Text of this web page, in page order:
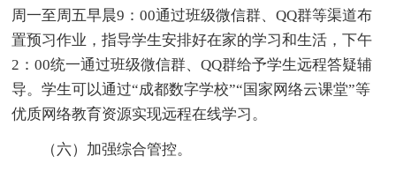
周一至周五早晨9：00通过班级微信群、QQ群等渠道布
置预习作业，指导学生安排好在家的学习和生活，下午
2：00统一通过班级微信群、QQ群给予学生远程答疑辅
导。学生可以通过“成都数字学校”“国家网络云课堂”等
优质网络教育资源实现远程在线学习。
（六）加强综合管控。